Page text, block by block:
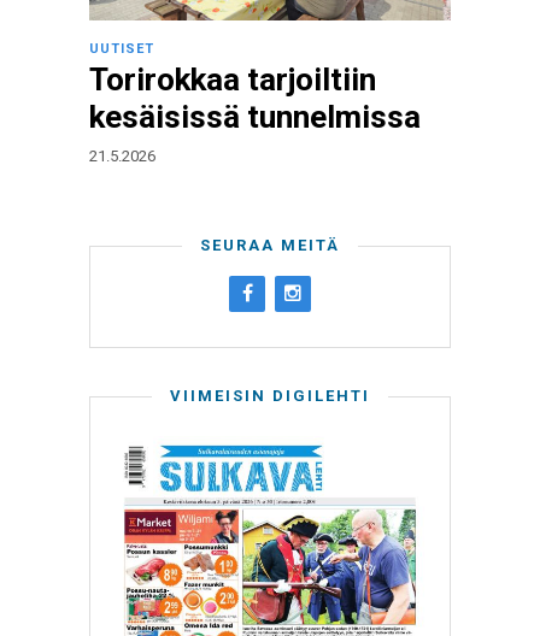
UUTISET
Torirokkaa tarjoiltiin
kesäisissä tunnelmissa
21.5.2026
SEURAA MEITÄ
VIIMEISIN DIGILEHTI